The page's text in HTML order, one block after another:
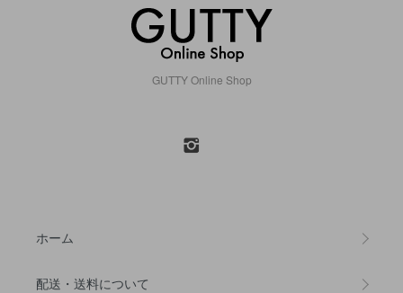
GUTTY Online Shop
ホーム
配送・送料について